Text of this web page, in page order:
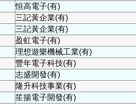
恒高電子(有)
三記黃企業(有)
三記黃企業(有)
盈虹電子(有)
理想遊樂機械工業(有)
豐年電子科技(有)
志盛開發(有)
隆升科技事業(有)
笙揚電子開發(有)